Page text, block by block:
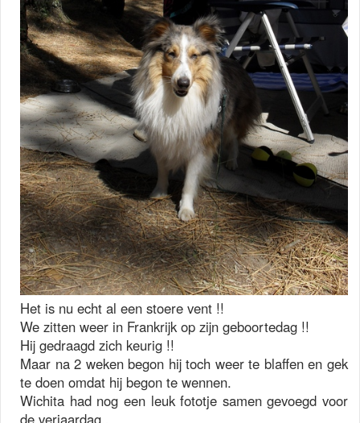
Het is nu echt al een stoere vent !!
We zitten weer in Frankrijk op zijn geboortedag !!
Hij gedraagd zich keurig !!
Maar na 2 weken begon hij toch weer te blaffen en gek
te doen omdat hij begon te wennen.
Wichita had nog een leuk fototje samen gevoegd voor
de verjaardag..